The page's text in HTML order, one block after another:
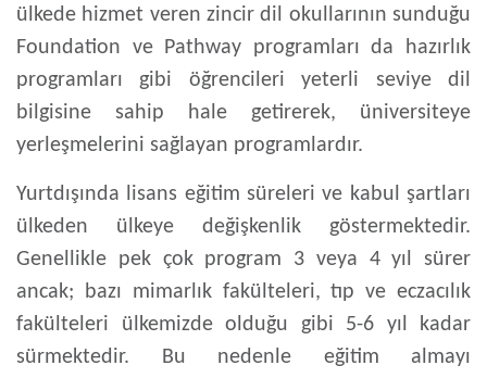
ülkede hizmet veren zincir dil okullarının sunduğu
Foundation ve Pathway programları da hazırlık
programları gibi öğrencileri yeterli seviye dil
bilgisine sahip hale getirerek, üniversiteye
yerleşmelerini sağlayan programlardır.
Yurtdışında lisans eğitim süreleri ve kabul şartları
ülkeden ülkeye değişkenlik göstermektedir.
Genellikle pek çok program 3 veya 4 yıl sürer
ancak; bazı mimarlık fakülteleri, tıp ve eczacılık
fakülteleri ülkemizde olduğu gibi 5-6 yıl kadar
sürmektedir. Bu nedenle eğitim almayı